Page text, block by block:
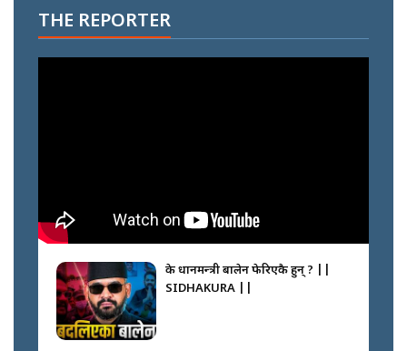
THE REPORTER
के प्रधानमन्त्री बालेन फेरिएकै हुन् ? ||
SIDHAKURA ||